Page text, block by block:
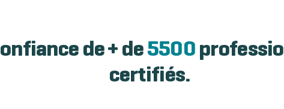
de + de 5500
certifiés.